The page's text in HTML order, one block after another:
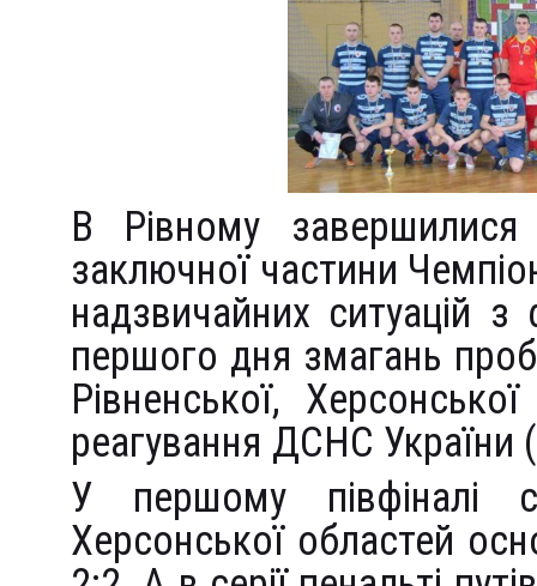
В Рівному завершилися
заключної частини
надзвичайних ситуацій
першого дня змагань
Рівненської,
реагування ДСНС
У першому півфіналі
Херсонської областей